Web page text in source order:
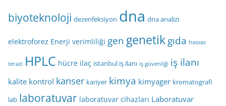
biyoteknoloji dezenfeksiyon dna dna analizi
elektroforez Enerji verimliliği gen genetikgıda hassas
terazi HPLC hücre ilaç istanbul iş ilanı iş güvenliği iş ilanı
kalite kontrol kanser kariyer kimya kimyager kromatografi
lab laboratuvar laboratuvar cihazları Laboratuvar